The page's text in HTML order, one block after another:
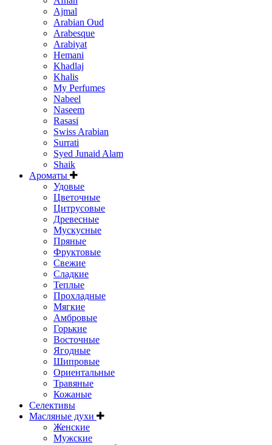
Ajmal
Arabian Oud
Arabesque
Arabiyat
Hemani
Khadlaj
Khalis
My Perfumes
Nabeel
Naseem
Rasasi
Swiss Arabian
Surrati
Syed Junaid Alam
Shaik
Ароматы
Удовые
Цветочные
Цитрусовые
Древесные
Мускусные
Пряные
Фруктовые
Свежие
Сладкие
Теплые
Прохладные
Мягкие
Амбровые
Горькие
Восточные
Ягодные
Шипровые
Ориентальные
Травяные
Кожаные
Селективы
Масляные духи
Женские
Мужские